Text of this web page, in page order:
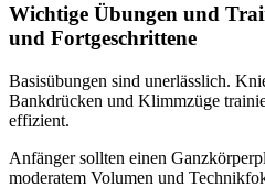
Wichtige Übungen und
und Fortgeschrittene
Basisübungen sind unerlässlich.
Bankdrücken und Klimmzüge
effizient.
Anfänger sollten einen
moderatem Volumen und